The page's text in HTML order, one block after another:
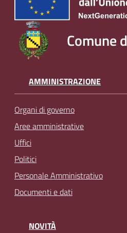
Comune
AMMINISTRAZIONE
Organi di governo
Aree amministrative
Uffici
Politici
Personale Amministrativo
Documenti e dati
NOVITÀ